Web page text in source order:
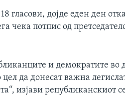
гласови, дојде еден ден
чека потпис од
и демократите во
цел да донесат важна
изјави републиканскиот